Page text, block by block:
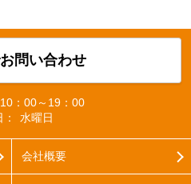
問い合わせ
10：00～19：00
水曜日
会社概要